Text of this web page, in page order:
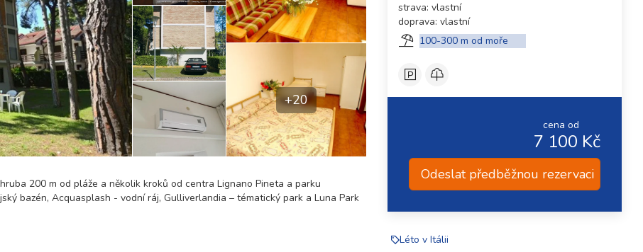
+20
200 m od pláže a několik kroků od centra Lignano Pineta a parku
bazén, Acquasplash - vodní ráj, Gulliverlandia – tématický park a Luna Park
strava: vlastní
doprava: vlastní
100-300 m od moře
cena od
7 100 Kč
Odeslat předběžnou rezervaci
Léto v Itálii